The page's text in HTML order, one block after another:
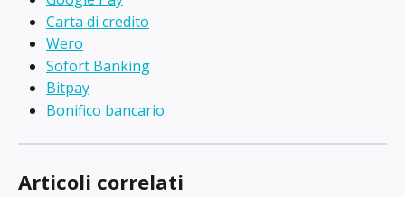
Carta di credito
Wero
Sofort Banking
Bitpay
Bonifico bancario
Articoli correlati